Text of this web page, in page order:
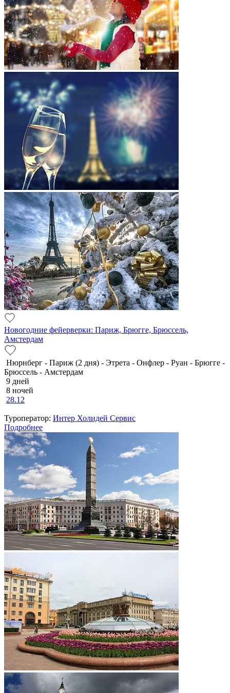
Новогодние фейерверки: Париж, Брюгге, Брюссель,
Амстердам
Нюрнберг - Париж (2 дня) - Этрета - Онфлер - Руан - Брюгге -
Брюссель - Амстердам
9 дней
8 ночей
28.12
Туроператор: Интер Холидей Сервис
Подробнее